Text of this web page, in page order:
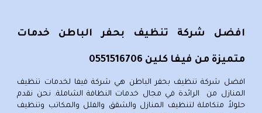
افضل شركة تنظيف بحفر الباطن خدمات
متميزة من فيفا كلين 0551516706
افضل شركة تنظيف بحفر الباطن هي شركة فيفا لخدمات
تنظيف
المنازل
من الرائدة في مجال خدمات النظافة الشاملة. نحن نقدم
حلولاً متكاملة لتنظيف المنازل والشقق والفلل والمكاتب
وتنظيف